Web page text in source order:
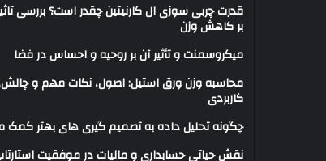
قدرت چربی سوزی ال کارنیتین چقدر است؟ بررسی
بر کاهش وزن
میکروسمنت و تأثیر آن بر روحیه و احساس در فضا
محاسبه وزن ورق استیل: اصول، نکات مهم و
کاربردی
چگونه تحلیل داده به تصمیم گیری های بهتر کمک
نقش حیاتی حسابداری و مالیات در موفقیت